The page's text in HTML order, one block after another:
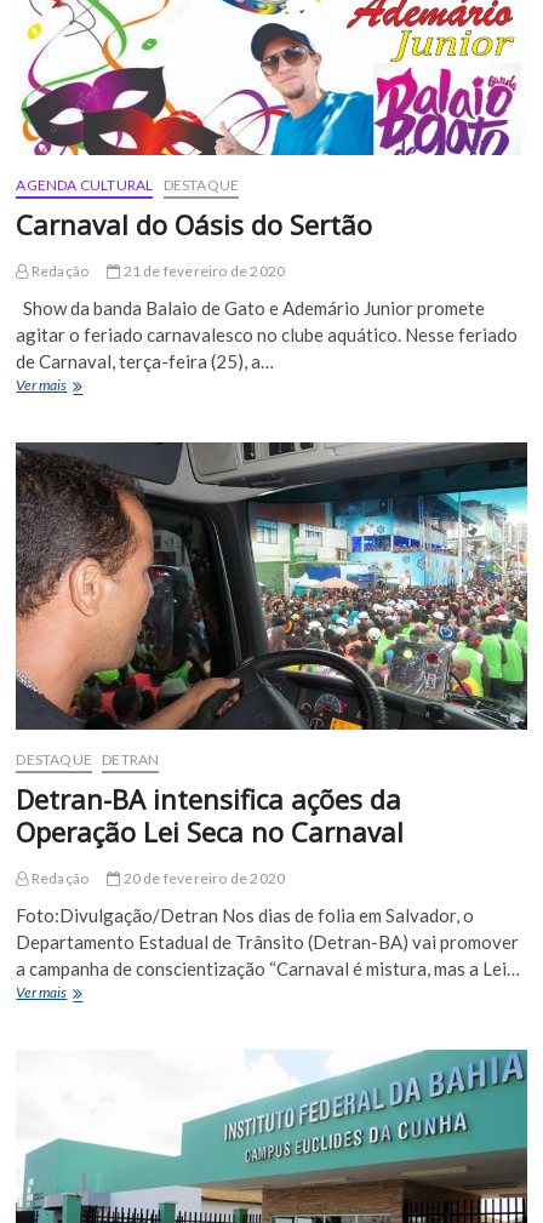
AGENDA CULTURAL DESTAQUE
Carnaval do Oásis do Sertão
Redação 21 de fevereiro de 2020
Show da banda Balaio de Gato e Ademário Junior promete
agitar o feriado carnavalesco no clube aquático. Nesse feriado
de Carnaval, terça-feira (25), a…
Ver maisCarnaval
Sertão
DESTAQUE DETRAN
Detran-BA intensifica ações da
Operação Lei Seca no Carnaval
Redação 20 de fevereiro de 2020
Foto:Divulgação/Detran Nos dias de folia em Salvador, o
Departamento Estadual de Trânsito (Detran-BA) vai promover
a campanha de conscientização “Carnaval é mistura, mas a Lei…
Ver maisDetran-
Seca
Carnaval